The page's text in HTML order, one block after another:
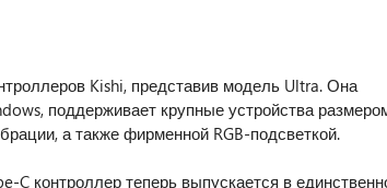
Kishi, представив модель Ultra. Она
поддерживает крупные устройства
а также фирменной RGB-подсветкой.
C контроллер теперь выпускается в